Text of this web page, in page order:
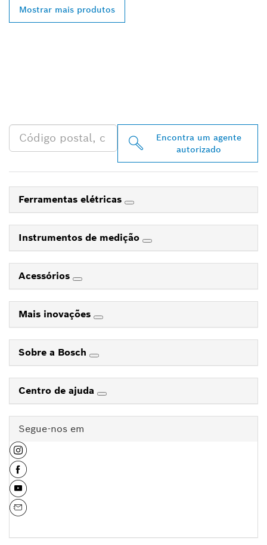
Mostrar mais produtos
Encontra um agente
autorizado
Ferramentas elétricas
Instrumentos de medição
Acessórios
Mais inovações
Sobre a Bosch
Centro de ajuda
Segue-nos em